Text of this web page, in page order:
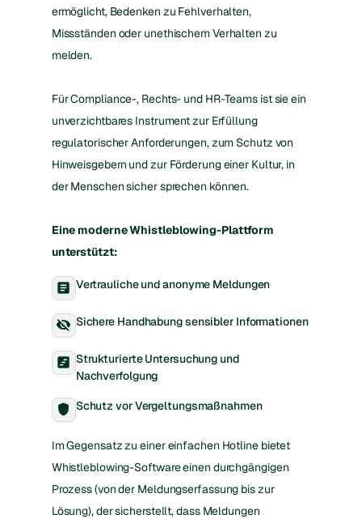
ermöglicht, Bedenken zu Fehlverhalten,
Missständen oder unethischem Verhalten zu
melden.
Für Compliance-, Rechts- und HR-Teams ist sie ein
unverzichtbares Instrument zur Erfüllung
regulatorischer Anforderungen, zum Schutz von
Hinweisgebern und zur Förderung einer Kultur, in
der Menschen sicher sprechen können.
Eine moderne Whistleblowing-Plattform
unterstützt:
article Vertrauliche und anonyme Meldungen
visibility_off Sichere Handhabung sensibler Informationen
view_timeline Strukturierte Untersuchung und
Nachverfolgung
shield Schutz vor Vergeltungsmaßnahmen
Im Gegensatz zu einer einfachen Hotline bietet
Whistleblowing-Software einen durchgängigen
Prozess (von der Meldungserfassung bis zur
Lösung), der sicherstellt, dass Meldungen